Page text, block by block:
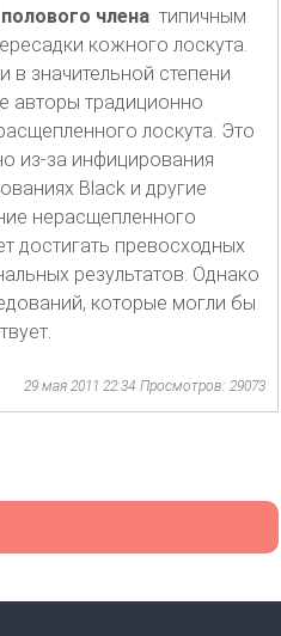
члена типичным
кожного лоскута.
в значительной степени
авторы традиционно
лоскута. Это
из-за инфицирования
Black и другие
нерасщепленного
достигать превосходных
результатов. Однако
которые могли бы
29 мая 2011 22:34 Просмотров: 29073